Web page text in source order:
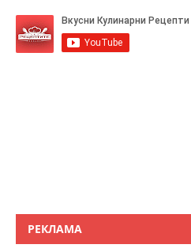
РЕКЛАМА